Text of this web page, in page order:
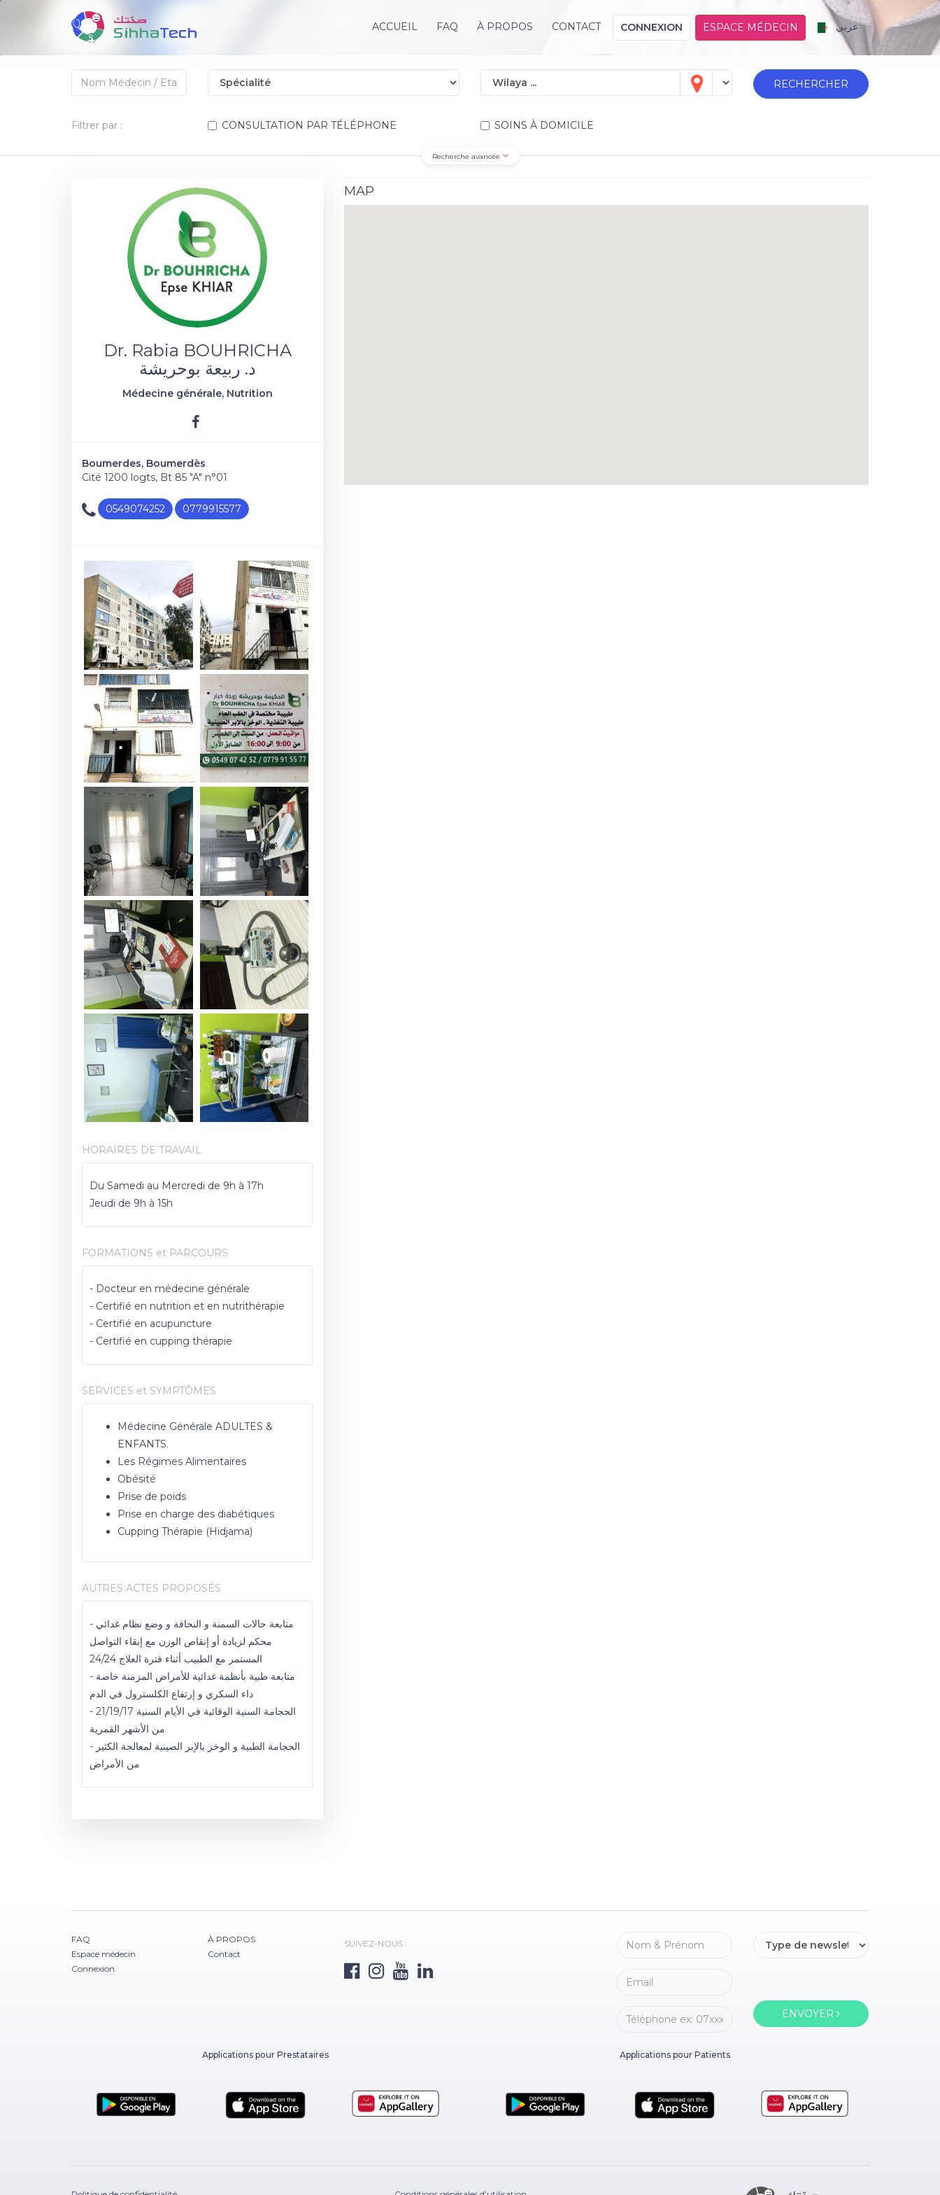
ACCUEIL FAQ À PROPOS CONTACT CONNEXION ESPACE MÉDECIN عربي
RECHERCHER
Filtrer par : CONSULTATION PAR TÉLÉPHONE SOINS À DOMICILE
Recherche avancée
Dr. Rabia BOUHRICHA
د. ربيعة بوحريشة
Médecine générale, Nutrition
Boumerdes, Boumerdès
Cité 1200 logts, Bt 85 "A" n°01
0549074252 0779915577
HORAIRES DE TRAVAIL
Du Samedi au Mercredi de 9h à 17h
Jeudi de 9h à 15h
FORMATIONS et PARCOURS
- Docteur en médecine générale
- Certifié en nutrition et en nutrithérapie
- Certifié en acupuncture
- Certifié en cupping thérapie
SERVICES et SYMPTÔMES
Médecine Générale ADULTES &
ENFANTS.
Les Régimes Alimentaires
Obésité
Prise de poids
Prise en charge des diabétiques
Cupping Thérapie (Hidjama)
AUTRES ACTES PROPOSÉS
- متابعة حالات السمنة و النحافة و وضع نظام غدائي
محكم لزيادة أو إنقاص الوزن مع إبقاء التواصل
المستمر مع الطبيب أثناء فترة العلاج 24/24
- متابعة طبية بأنظمة غدائية للأمراض المزمنة خاصة
داء السكري و إرتفاع الكلسترول في الدم
- الحجامة السنية الوقائية في الأيام السنية 21/19/17
من الأشهر القمرية
- الحجامة الطبية و الوخز بالإبر الصينية لمعالجة الكثير
من الأمراض
MAP
FAQ
Espace médecin
Connexion
À PROPOS
Contact
SUIVEZ-NOUS :
ENVOYER
Applications pour Prestataires Applications pour Patients